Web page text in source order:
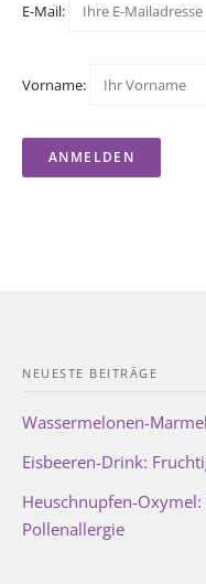
E-Mail:
Vorname:
NEUESTE BEITRÄGE
Wassermelonen-
Eisbeeren-Drink:
Heuschnupfen-
Pollenallergie